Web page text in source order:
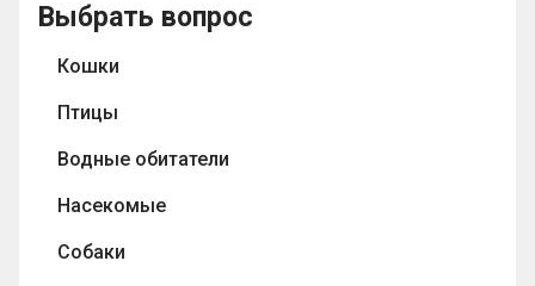
Выбрать вопрос
Кошки
Птицы
Водные обитатели
Насекомые
Собаки